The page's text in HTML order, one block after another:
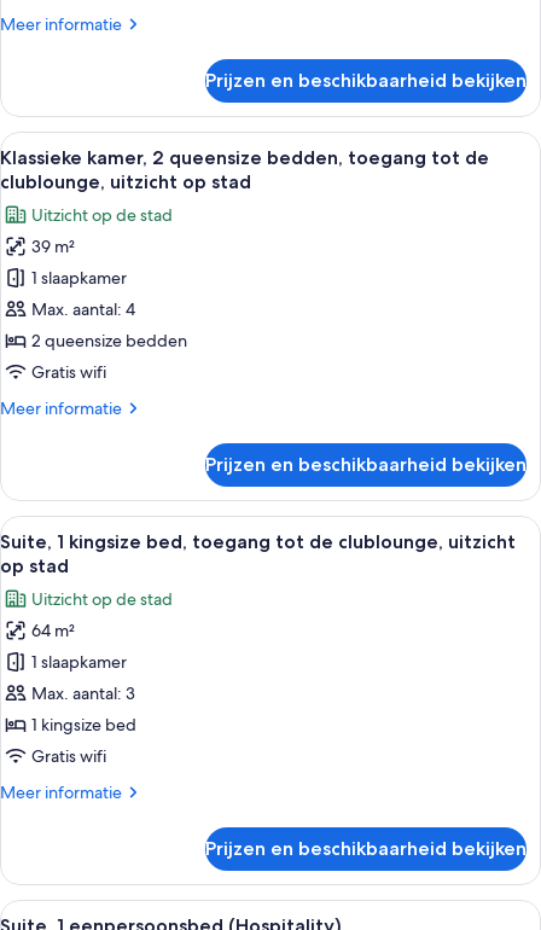
uitzicht
laden
Meer informatie
Meer
1
slaapkamer,
toegang
tot
clublounge,
uitzicht
op
stad
Prijzen en beschikbaarheid bekijken
Alle
foto's
voor
Klassieke
kamer,
2
queensize
bedden,
toegang
de
op
stad
laden
Hotelkamer met twee bedden, een
7
Klassieke kamer, 2 queensize bedden, toegang tot de
clublounge, uitzicht op stad
Uitzicht op de stad
39 m²
1 slaapkamer
Max. aantal: 4
2 queensize bedden
Gratis wifi
Meer informatie
Meer
kamer,
queensize
bedden,
toegang
tot
de
clublounge,
uitzicht
op
Prijzen en beschikbaarheid bekijken
Alle
foto's
voor
Suite,
1
kingsize
bed,
toegang
tot
clublounge,
stad
laden
Hypoallergeen beddengoed,
8
Suite, 1 kingsize bed, toegang tot de clublounge, uitzicht
op stad
Uitzicht op de stad
64 m²
1 slaapkamer
Max. aantal: 3
1 kingsize bed
Gratis wifi
Meer informatie
Meer
1
kingsize
bed,
Prijzen en beschikbaarheid bekijken
Alle
Een moderne hotelkamer met
6